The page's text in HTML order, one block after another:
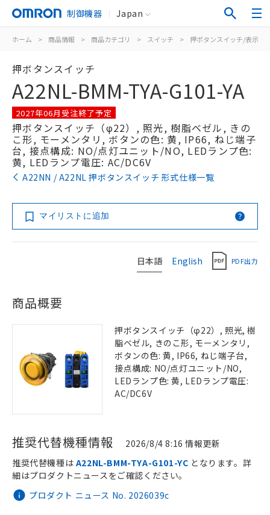
制御機器 Japan
ホーム > 商品情報 > 商品カテゴリ > スイッチ > 押ボタンスイッチ/表示灯
押ボタンスイッチ
A22NL-BMM-TYA-G101-YA
2027年06月受注終了予定
押ボタンスイッチ（φ22）, 照光, 樹脂ベゼル, きの
こ形, モーメンタリ, ボタンの色: 黄, IP66, ねじ端子
台, 接点構成: NO/点灯ユニット/NO, LEDランプ色:
黄, LEDランプ電圧: AC/DC6V
A22NN / A22NL 押ボタンスイッチ 形式仕様一覧
マイリストに追加
日本語 English PDF出力
商品概要
押ボタンスイッチ（φ22）, 照光, 樹
脂ベゼル, きのこ形, モーメンタリ,
ボタンの色: 黄, IP66, ねじ端子台,
接点構成: NO/点灯ユニット/NO,
LEDランプ色: 黄, LEDランプ電圧:
AC/DC6V
推奨代替機種情報 2026/8/4 8:16 情報更新
プロダクト ニュース No. 2026039c
推奨代替機種は A22NL-BMM-TYA-G101-YC となります。詳
細はプロダクトニュースをご確認ください。